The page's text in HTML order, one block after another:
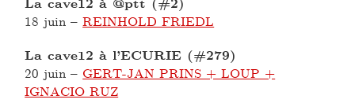
18 juin –REINHOLD FRIEDL
La cave12 à l’ECURIE (#279)
20 juin – GERT-JAN PRINS + LOUP +
IGNACIO RUZ